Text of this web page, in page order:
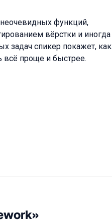
функций,
вёрстки и иногда
задач спикер покажет, как
всё проще и быстрее.